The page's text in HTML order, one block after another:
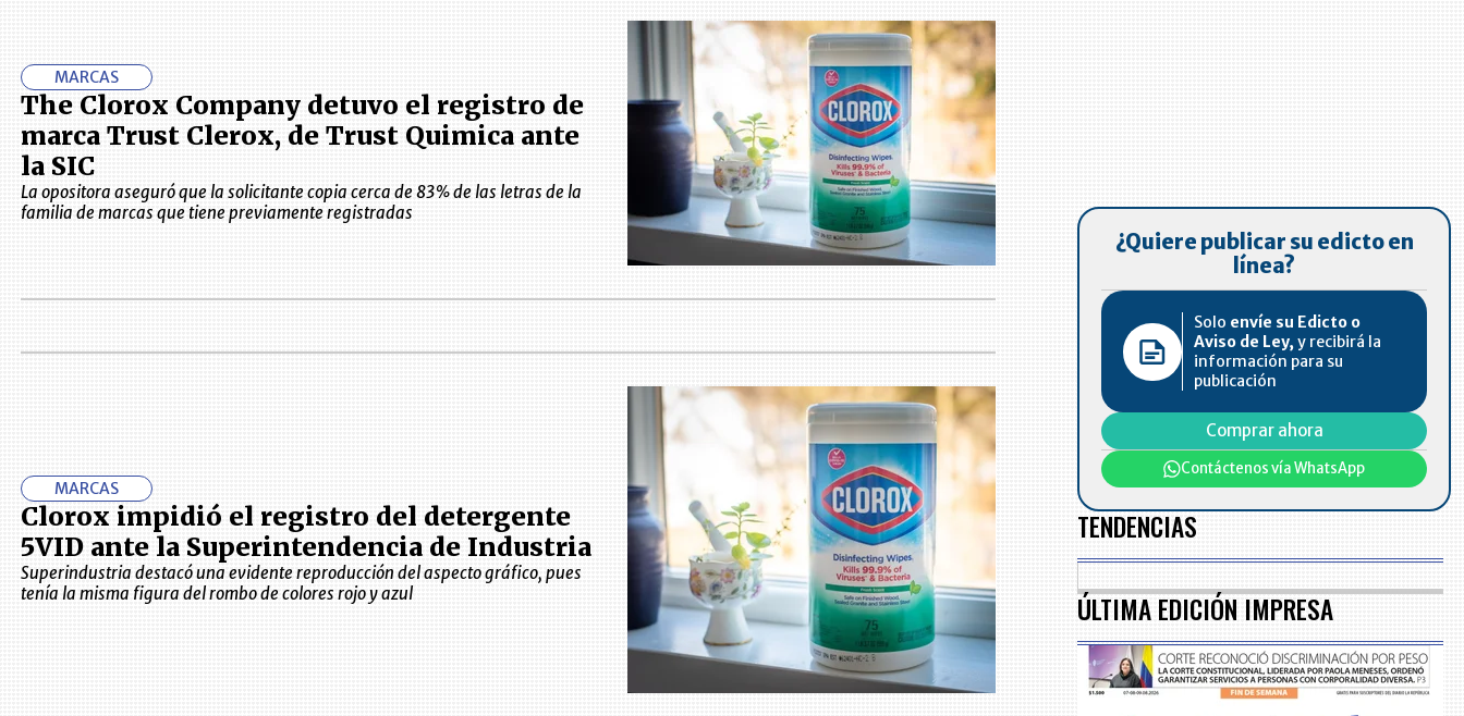
MARCAS
The Clorox Company detuvo el registro de
marca Trust Clerox, de Trust Quimica ante
la SIC
La opositora aseguró que la solicitante copia cerca de 83% de las letras de la
familia de marcas que tiene previamente registradas
MARCAS
Clorox impidió el registro del detergente
5VID ante la Superintendencia de Industria
Superindustria destacó una evidente reproducción del aspecto gráfico, pues
tenía la misma figura del rombo de colores rojo y azul
¿Quiere publicar su edicto en
línea?
Solo envíe su Edicto o
Aviso de Ley, y recibirá la
información para su
publicación
Comprar ahora
Contáctenos vía WhatsApp
TENDENCIAS
ÚLTIMA EDICIÓN IMPRESA